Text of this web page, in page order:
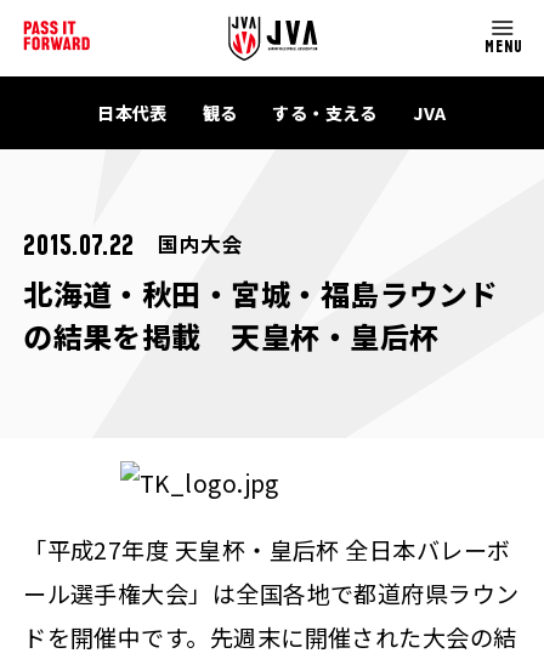
MENU
日本代表 観る する・支える JVA
2015.07.22 国内大会
北海道・秋田・宮城・福島ラウンド
の結果を掲載 天皇杯・皇后杯
「平成27年度 天皇杯・皇后杯 全日本バレーボ
ール選手権大会」は全国各地で都道府県ラウン
ドを開催中です。先週末に開催された大会の結